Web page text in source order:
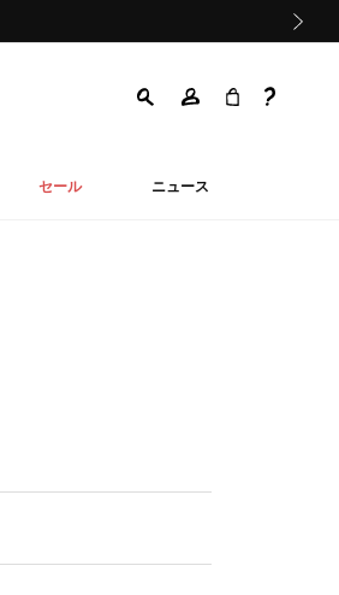
セール ニュース